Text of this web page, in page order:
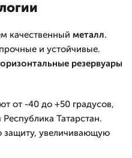
качественный металл.
и устойчивые.
резервуары
от -40 до +50 градусов,
Татарстан.
увеличивающую